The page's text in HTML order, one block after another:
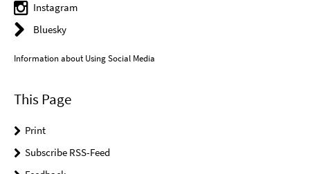
Instagram
Bluesky
Information about Using Social Media
This Page
Print
Subscribe RSS-Feed